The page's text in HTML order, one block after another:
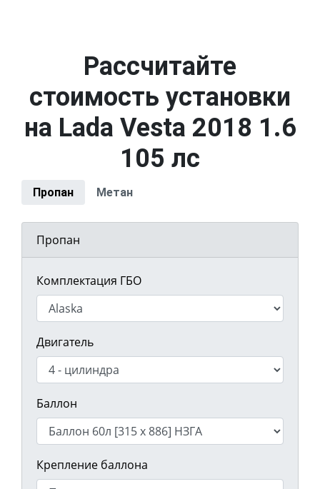
Рассчитайте
стоимость установки
на Lada Vesta 2018 1.6
105 лс
Пропан Метан
Пропан
Комплектация ГБО
Двигатель
Баллон
Крепление баллона